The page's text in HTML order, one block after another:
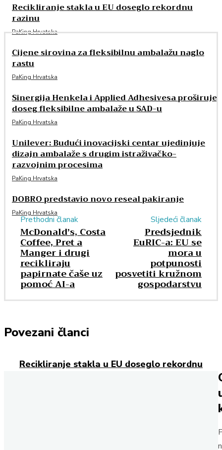
Recikliranje stakla u EU doseglo rekordnu
razinu
PaKing Hrvatska
Cijene sirovina za fleksibilnu ambalažu naglo
rastu
PaKing Hrvatska
Sinergija Henkela i Applied Adhesivesa proširuje
doseg fleksibilne ambalaže u SAD-u
PaKing Hrvatska
Unilever: Budući inovacijski centar ujedinjuje
dizajn ambalaže s drugim istraživačko-
razvojnim procesima
PaKing Hrvatska
DOBRO predstavio novo reseal pakiranje
PaKing Hrvatska
Prethodni članak
McDonald’s, Costa
Coffee, Pret a
Manger i drugi
recikliraju
papirnate čaše uz
pomoć AI-a
Sljedeći članak
Predsjednik
EuRIC-a: EU se
mora u
potpunosti
posvetiti kružnom
gospodarstvu
Povezani članci
Recikliranje stakla u EU doseglo rekordnu